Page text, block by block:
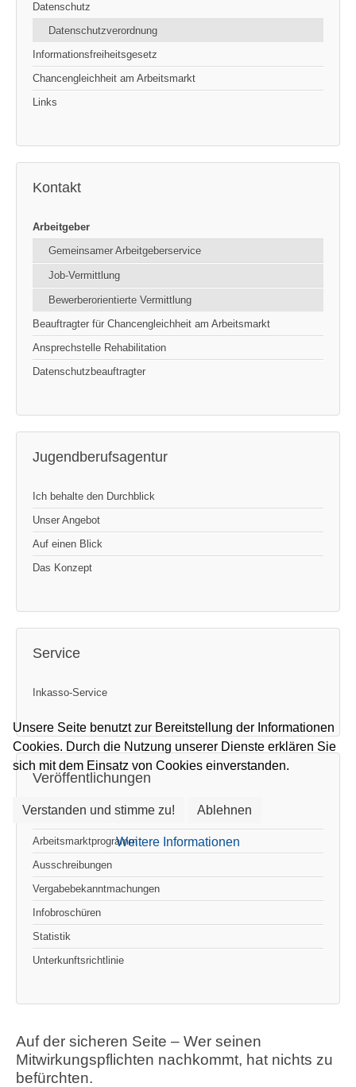
Datenschutz
Datenschutzverordnung
Informationsfreiheitsgesetz
Chancengleichheit am Arbeitsmarkt
Links
Kontakt
Arbeitgeber
Gemeinsamer Arbeitgeberservice
Job-Vermittlung
Bewerberorientierte Vermittlung
Beauftragter für Chancengleichheit am Arbeitsmarkt
Ansprechstelle Rehabilitation
Datenschutzbeauftragter
Jugendberufsagentur
Ich behalte den Durchblick
Unser Angebot
Auf einen Blick
Das Konzept
Service
Inkasso-Service
Veröffentlichungen
Pressemitteilungen
Arbeitsmarktprogramm
Ausschreibungen
Vergabebekanntmachungen
Infobroschüren
Statistik
Unterkunftsrichtlinie
Auf der sicheren Seite – Wer seinen
Mitwirkungspflichten nachkommt, hat nichts zu
befürchten.
Unsere Seite benutzt zur Bereitstellung der Informationen
Cookies. Durch die Nutzung unserer Dienste erklären Sie
sich mit dem Einsatz von Cookies einverstanden.
Verstanden und stimme zu! Ablehnen
Weitere Informationen